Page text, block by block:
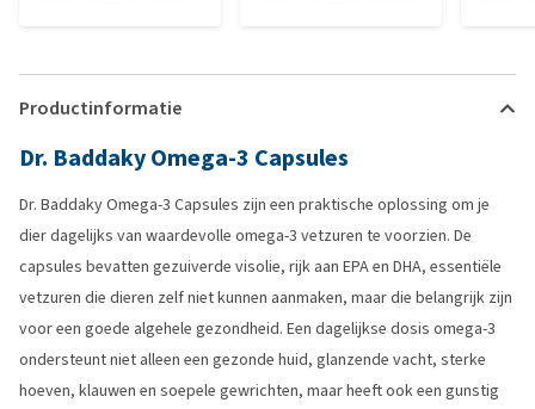
Productinformatie
Dr. Baddaky Omega-3 Capsules
Dr. Baddaky Omega-3 Capsules zijn een praktische oplossing om je
dier dagelijks van waardevolle omega-3 vetzuren te voorzien. De
capsules bevatten gezuiverde visolie, rijk aan EPA en DHA, essentiële
vetzuren die dieren zelf niet kunnen aanmaken, maar die belangrijk zijn
voor een goede algehele gezondheid. Een dagelijkse dosis omega-3
ondersteunt niet alleen een gezonde huid, glanzende vacht, sterke
hoeven, klauwen en soepele gewrichten, maar heeft ook een gunstig